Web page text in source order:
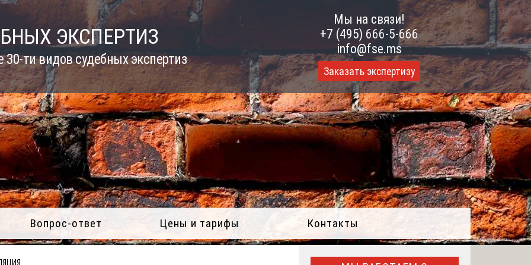
ЭКСПЕРТИЗ
ти видов судебных экспертиз
Мы на связи!
+7 (495) 666-5-666
info@fse.ms
Заказать экспертизу
Вопрос-ответ Цены и тарифы Контакты